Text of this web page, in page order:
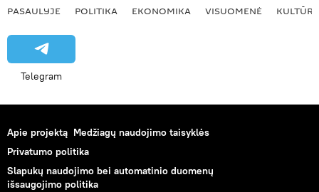
PASAULYJE POLITIKA EKONOMIKA VISUOMENĖ KULTŪRA
Telegram
Apie projektą Medžiagų naudojimo taisyklės
Privatumo politika
Slapukų naudojimo bei automatinio duomenų
išsaugojimo politika